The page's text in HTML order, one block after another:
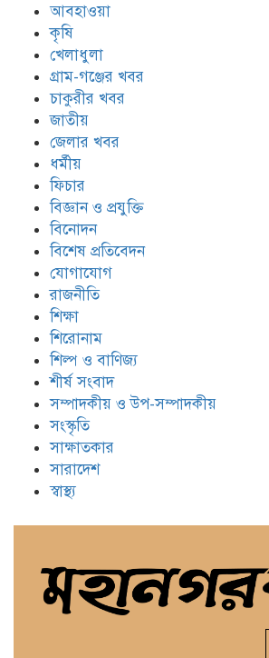
আবহাওয়া
কৃষি
খেলাধুলা
গ্রাম-গঞ্জের খবর
চাকুরীর খবর
জাতীয়
জেলার খবর
ধর্মীয়
ফিচার
বিজ্ঞান ও প্রযুক্তি
বিনোদন
বিশেষ প্রতিবেদন
যোগাযোগ
রাজনীতি
শিক্ষা
শিরোনাম
শিল্প ও বাণিজ্য
শীর্ষ সংবাদ
সম্পাদকীয় ও উপ-সম্পাদকীয়
সংস্কৃতি
সাক্ষাতকার
সারাদেশ
স্বাস্থ্য